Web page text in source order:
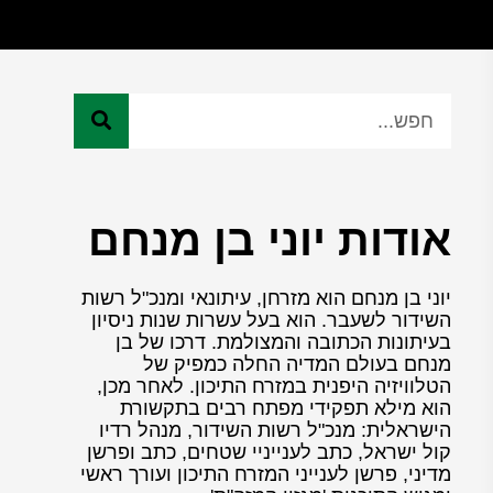
אודות יוני בן מנחם
יוני בן מנחם הוא מזרחן, עיתונאי ומנכ"ל רשות
השידור לשעבר. הוא בעל עשרות שנות ניסיון
בעיתונות הכתובה והמצולמת. דרכו של בן
מנחם בעולם המדיה החלה כמפיק של
הטלוויזיה היפנית במזרח התיכון. לאחר מכן,
הוא מילא תפקידי מפתח רבים בתקשורת
הישראלית: מנכ"ל רשות השידור, מנהל רדיו
קול ישראל, כתב לענייניי שטחים, כתב ופרשן
מדיני, פרשן לענייני המזרח התיכון ועורך ראשי